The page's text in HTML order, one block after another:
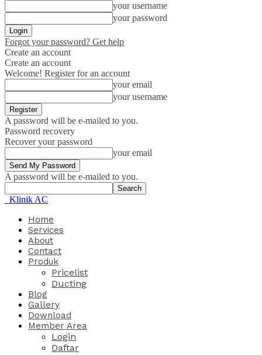
your username
your password
Forgot your password? Get help
Create an account
Create an account
Welcome! Register for an account
your email
your username
A password will be e-mailed to you.
Password recovery
Recover your password
your email
A password will be e-mailed to you.
Klinik AC
Home
Services
About
Contact
Produk
Pricelist
Ducting
Blog
Gallery
Download
Member Area
Login
Daftar